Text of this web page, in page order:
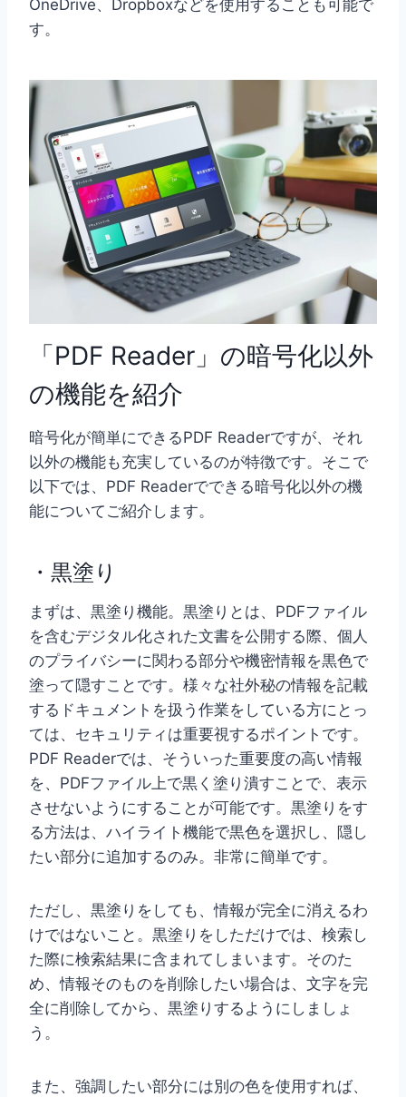
OneDrive、Dropboxなどを使用することも可能で
す。
「PDF Reader」の暗号化以外
の機能を紹介
暗号化が簡単にできるPDF Readerですが、それ
以外の機能も充実しているのが特徴です。そこで
以下では、PDF Readerでできる暗号化以外の機
能についてご紹介します。
・黒塗り
まずは、黒塗り機能。黒塗りとは、PDFファイル
を含むデジタル化された文書を公開する際、個人
のプライバシーに関わる部分や機密情報を黒色で
塗って隠すことです。様々な社外秘の情報を記載
するドキュメントを扱う作業をしている方にとっ
ては、セキュリティは重要視するポイントです。
PDF Readerでは、そういった重要度の高い情報
を、PDFファイル上で黒く塗り潰すことで、表示
させないようにすることが可能です。黒塗りをす
る方法は、ハイライト機能で黒色を選択し、隠し
たい部分に追加するのみ。非常に簡単です。
ただし、黒塗りをしても、情報が完全に消えるわ
けではないこと。黒塗りをしただけでは、検索し
た際に検索結果に含まれてしまいます。そのた
め、情報そのものを削除したい場合は、文字を完
全に削除してから、黒塗りするようにしましょ
う。
また、強調したい部分には別の色を使用すれば、